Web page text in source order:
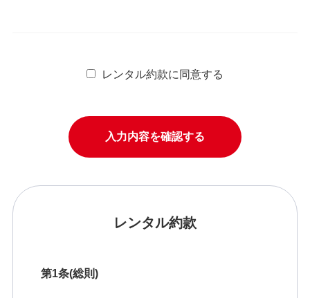
レンタル約款に同意する
レンタル約款
第1条(総則)